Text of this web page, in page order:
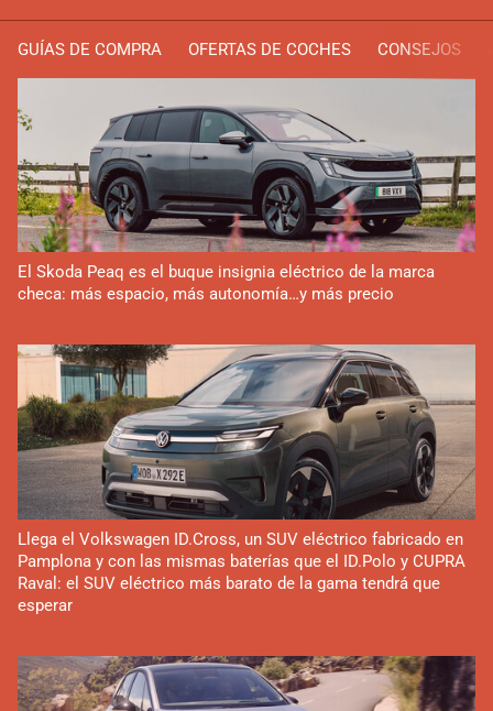
GUÍAS DE COMPRA OFERTAS DE COCHES CONSEJOS
El Skoda Peaq es el buque insignia eléctrico de la marca
checa: más espacio, más autonomía…y más precio
Llega el Volkswagen ID.Cross, un SUV eléctrico fabricado en
Pamplona y con las mismas baterías que el ID.Polo y CUPRA
Raval: el SUV eléctrico más barato de la gama tendrá que
esperar